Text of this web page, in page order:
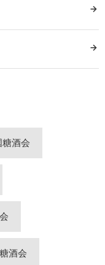
糖酒会
酒会